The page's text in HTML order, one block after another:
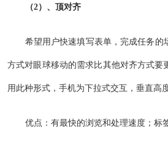
（2）、顶对齐
希望用户快速填写表单，完成任务的
方式对眼球移动的需求比其他对齐方式要
用此种形式，手机为下拉式交互，垂直高
优点：有最快的浏览和处理速度；标